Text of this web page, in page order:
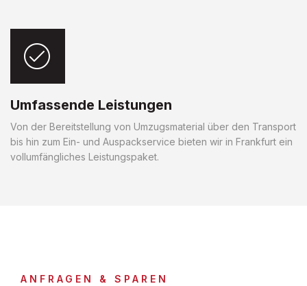
Umfassende Leistungen
Von der Bereitstellung von Umzugsmaterial über den Transport
bis hin zum Ein- und Auspackservice bieten wir in Frankfurt ein
vollumfängliches Leistungspaket.
ANFRAGEN & SPAREN